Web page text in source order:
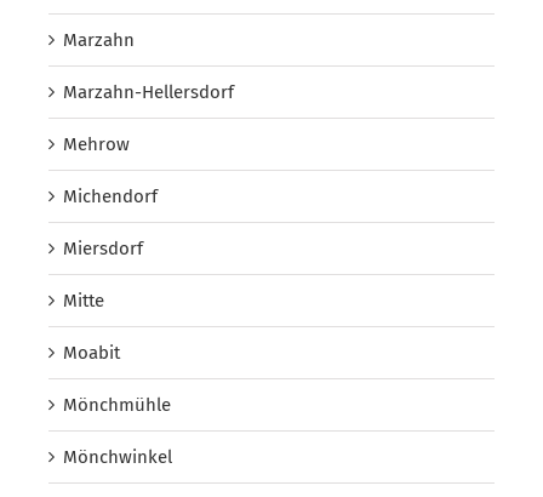
Marzahn
Marzahn-Hellersdorf
Mehrow
Michendorf
Miersdorf
Mitte
Moabit
Mönchmühle
Mönchwinkel